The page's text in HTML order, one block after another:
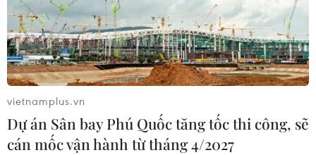
vietnamplus.vn
Dự án Sân bay Phú Quốc tăng tốc thi công, sẽ
cán mốc vận hành từ tháng 4/2027